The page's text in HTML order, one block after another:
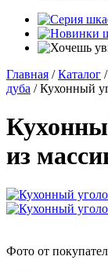
Главная / Каталог /
дуба / Кухонный
из
Фото от